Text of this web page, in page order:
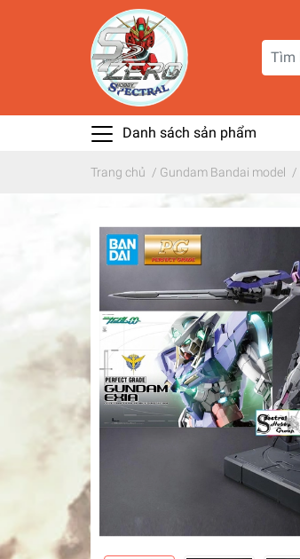
Danh sách sản phẩm
Trang chủ / Gundam Bandai model /